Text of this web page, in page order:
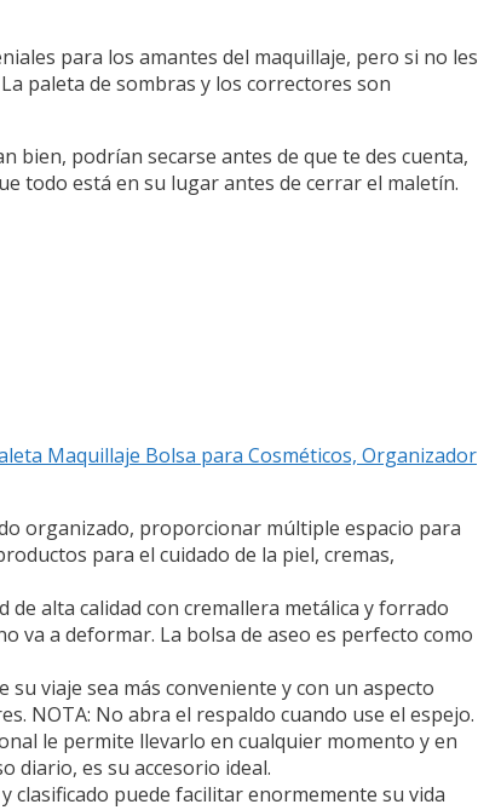
para los amantes del maquillaje, pero si no les
paleta de sombras y los correctores son
bien, podrían secarse antes de que te des cuenta,
todo está en su lugar antes de cerrar el maletín.
Maquillaje Bolsa para Cosméticos, Organizador
organizado, proporcionar múltiple espacio para
para el cuidado de la piel, cremas,
de alta calidad con cremallera metálica y forrado
va a deformar. La bolsa de aseo es perfecto como
su viaje sea más conveniente y con un aspecto
NOTA: No abra el respaldo cuando use el espejo.
le permite llevarlo en cualquier momento y en
diario, es su accesorio ideal.
clasificado puede facilitar enormemente su vida